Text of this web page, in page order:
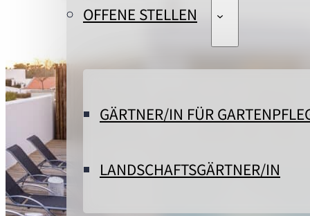
OFFENE STELLEN
GÄRTNER/IN FÜR
LANDSCHAFTSGÄRTNER/IN